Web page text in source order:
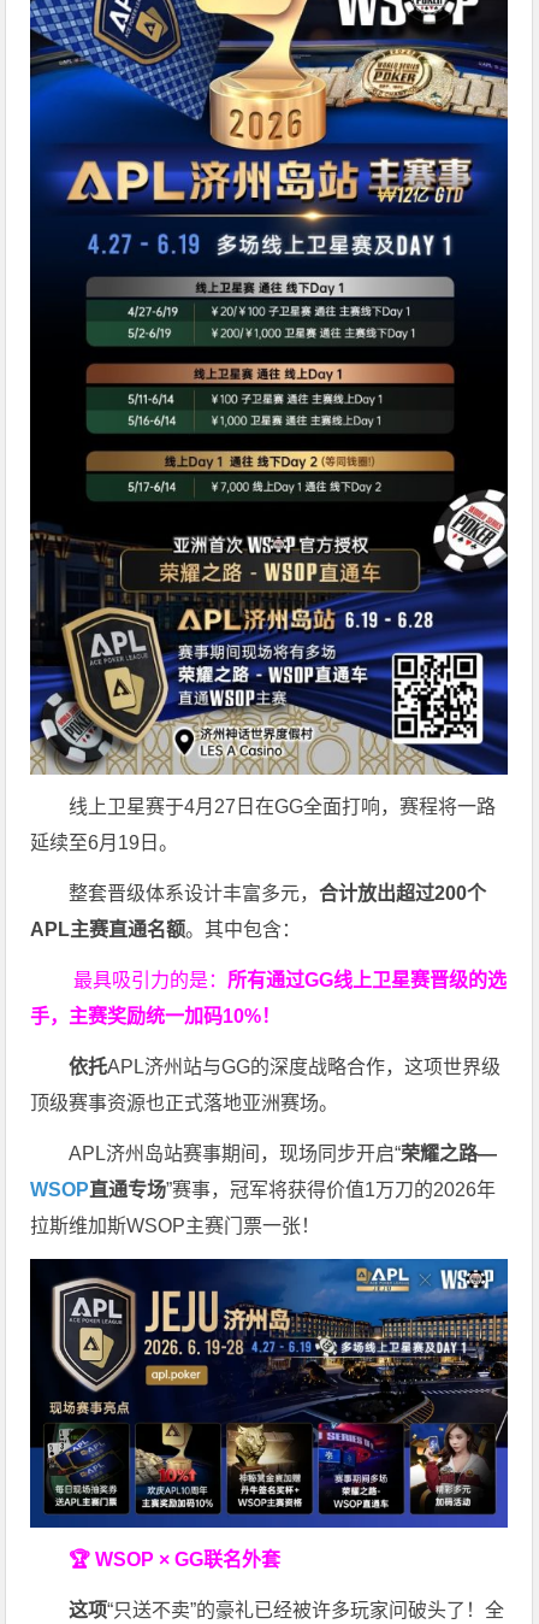
线上卫星赛于4月27日在GG全面打响，赛程将一路
延续至6月19日。
整套晋级体系设计丰富多元，合计放出超过200个
APL主赛直通名额。其中包含：
最具吸引力的是： 所有通过GG线上卫星赛晋级的选
手，主赛奖励统一加码10%！
依托APL济州站与GG的深度战略合作，这项世界级
顶级赛事资源也正式落地亚洲赛场。
APL济州岛站赛事期间，现场同步开启“荣耀之路—
WSOP直通专场”赛事，冠军将获得价值1万刀的2026年
拉斯维加斯WSOP主赛门票一张！
🏆 WSOP × GG联名外套
这项“只送不卖”的豪礼已经被许多玩家问破头了！全